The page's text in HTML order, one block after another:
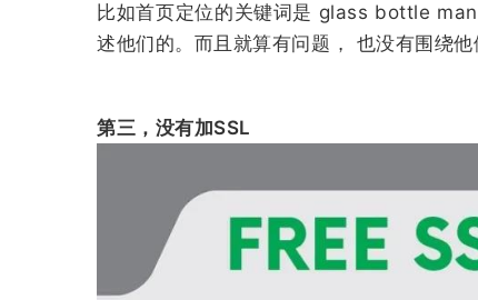
比如首页定位的关键词是 glass bottle
述他们的。而且就算有问题， 也没有围绕他
第三，没有加SSL